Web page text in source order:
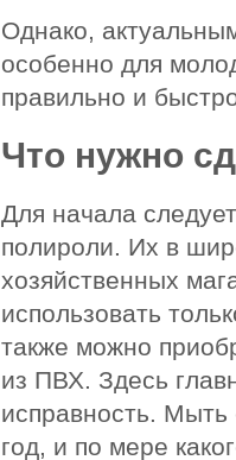
Однако,
особенно для
правильно и
Что нужно
Для начала
полироли. Их в
хозяйственных
использовать
также можно
из ПВХ. Здесь
исправность. Мыть
год, и по мере